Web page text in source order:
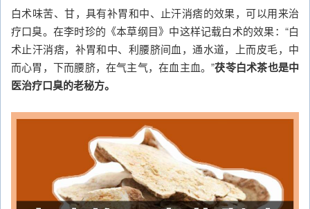
白术味苦、甘，具有补胃和中、止汗消痞的效果，可以用来治
疗口臭。在李时珍的《本草纲目》中这样记载白术的效果：“白
术止汗消痞，补胃和中、利腰脐间血，通水道，上而皮毛，中
而心胃，下而腰脐，在气主气，在血主血。”茯苓白术茶也是中
医治疗口臭的老秘方。